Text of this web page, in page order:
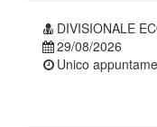
DIVISIONALE
29/08/2026
Unico